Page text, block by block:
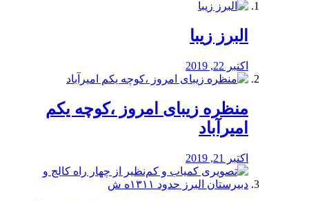
البرز زیبا
اکتبر 22, 2019
منظره‌‌ زیبای امروز ،کوچه یکم
امیرآباد
اکتبر 21, 2019